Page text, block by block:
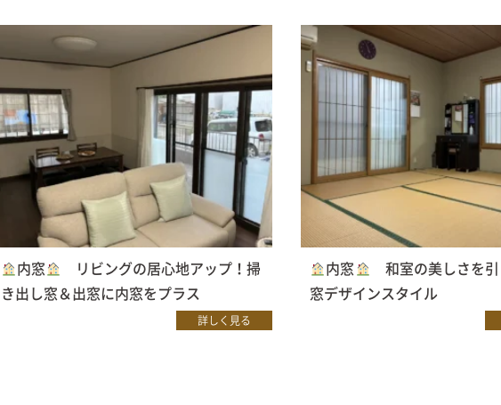
内窓
リビングの居心地アップ！掃
き出し窓＆出窓に内窓をプラス
詳しく見る
内窓
和室の美しさを引
窓デザインスタイル